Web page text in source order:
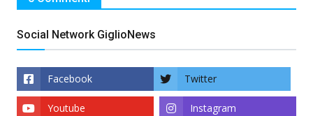
Social Network GiglioNews
Facebook Twitter
Instagram
Youtube